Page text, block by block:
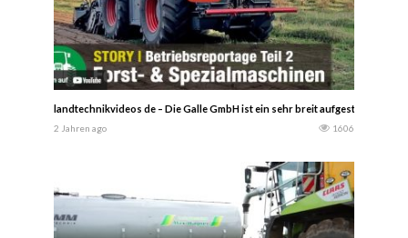
landtechnikvideos de – Die Galle GmbH ist ein sehr breit aufgestelltes
2 Jahren ago 1606